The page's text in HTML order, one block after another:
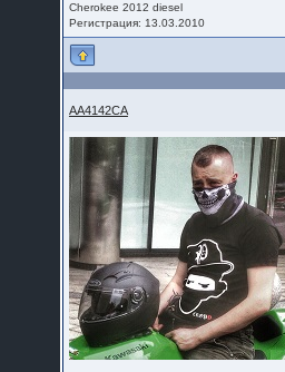
Cherokee 2012 diesel
Регистрация: 13.03.2010
AA4142CA